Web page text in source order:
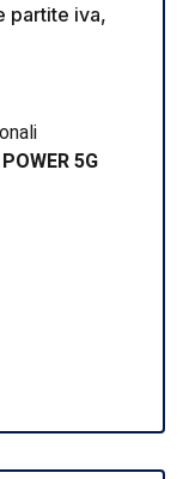
partite iva,
POWER 5G